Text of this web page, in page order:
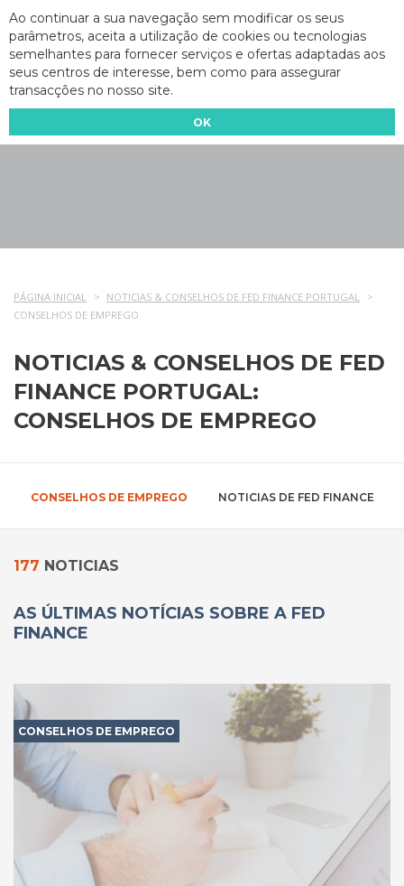
Ao continuar a sua navegação sem modificar os seus
parâmetros, aceita a utilização de cookies ou tecnologias
semelhantes para fornecer serviços e ofertas adaptadas aos
seus centros de interesse, bem como para assegurar
transacções no nosso site.
OK
PÁGINA INICIAL
NOTICIAS & CONSELHOS DE FED FINANCE PORTUGAL
CONSELHOS DE EMPREGO
NOTICIAS & CONSELHOS DE FED
FINANCE PORTUGAL:
CONSELHOS DE EMPREGO
CONSELHOS DE EMPREGO NOTICIAS DE FED FINANCE
177 NOTICIAS
AS ÚLTIMAS NOTÍCIAS SOBRE A FED
FINANCE
CONSELHOS DE EMPREGO